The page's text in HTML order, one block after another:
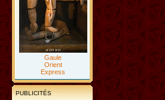
Gaule
Orient
Express
PUBLICITÉS